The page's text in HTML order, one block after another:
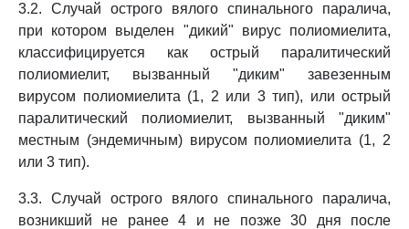
3.2. Случай острого вялого спинального паралича,
при котором выделен "дикий" вирус полиомиелита,
классифицируется как острый паралитический
полиомиелит, вызванный "диким" завезенным
вирусом полиомиелита (1, 2 или 3 тип), или острый
паралитический полиомиелит, вызванный "диким"
местным (эндемичным) вирусом полиомиелита (1, 2
или 3 тип).
3.3. Случай острого вялого спинального паралича,
возникший не ранее 4 и не позже 30 дня после